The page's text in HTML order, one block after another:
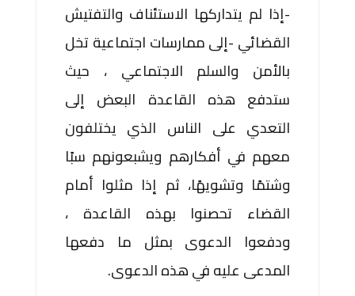
-إذا لم يتداركها الاستئناف والتفتيش
القضائي -إلى ممارسات اجتماعية تخل
بالأمن والسلم الاجتماعي ، حيث
ستدفع هذه القاعدة البعض إلى
التعدي على الناس الذي يختلفون
معهم في أفكارهم ويشبعونهم سبًا
وشتمًا وتشويهًا، ثم إذا مثلوا أمام
القضاء تحصنوا بهذه القاعدة ،
ودفعوا الدعوى بمثل ما دفعها
المدعى عليه في هذه الدعوى.